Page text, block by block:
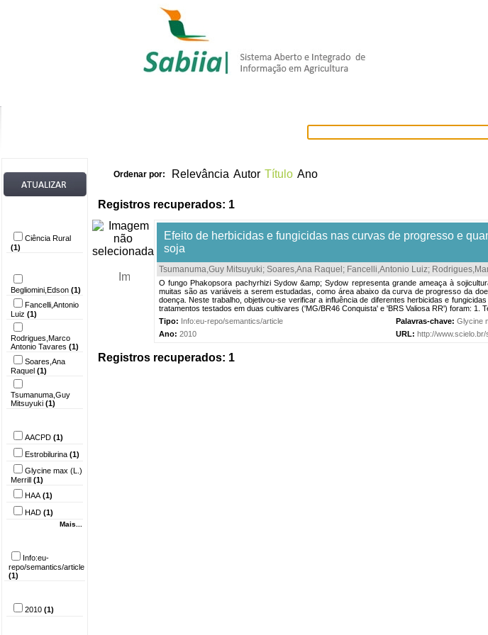
Ciência Rural
(1)
Begliomini,Edson (1)
Fancelli,Antonio
Luiz (1)
Rodrigues,Marco
Antonio Tavares (1)
Soares,Ana
Raquel (1)
Tsumanuma,Guy
Mitsuyuki (1)
AACPD (1)
Estrobilurina (1)
Glycine max (L.)
Merrill (1)
HAA (1)
HAD (1)
Mais...
Info:eu-
repo/semantics/article
(1)
2010 (1)
Ordenar por: Relevância Autor Título Ano
Registros recuperados: 1
Efeito de herbicidas e fungicidas nas curvas de progresso e
soja
Tsumanuma,Guy Mitsuyuki; Soares,Ana Raquel ; Fancelli,Antonio Luiz;
O fungo Phakopsora pachyrhizi Sydow &amp; Sydow representa grande ameaça à
muitas são as variáveis a serem estudadas, como área abaixo da curva de progresso da
doença. Neste trabalho, objetivou-se verificar a influência de diferentes herbicidas e
tratamentos testados em duas cultivares ('MG/BR46 Conquista' e 'BRS Valiosa RR') foram: 1.
Tipo: Info:eu-repo/semantics/article Palavras-chave: Glycine
Ano: 2010 URL: http://
Registros recuperados: 1